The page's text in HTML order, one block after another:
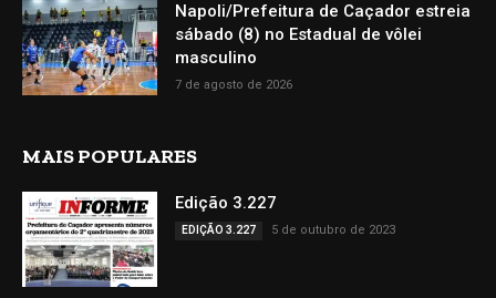
Napoli/Prefeitura de Caçador estreia
sábado (8) no Estadual de vôlei
masculino
7 de agosto de 2026
MAIS POPULARES
Edição 3.227
EDIÇÃO 3.227 5 de outubro de 2023